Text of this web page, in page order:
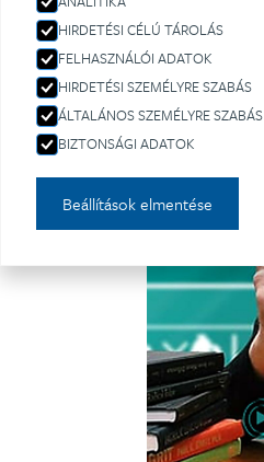
HIRDETÉSI CÉLÚ TÁROLÁS
FELHASZNÁLÓI ADATOK
HIRDETÉSI SZEMÉLYRE SZABÁS
ÁLTALÁNOS SZEMÉLYRE SZABÁS
BIZTONSÁGI ADATOK
Beállítások elmentése